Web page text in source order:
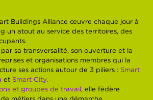
Buildings Alliance œuvre chaque jour à
un atout au service des territoires, des
sa transversalité, son ouverture et la
et organisations membres qui la
ses actions autour de 3 piliers : Smart
et Smart City
et groupes de travail , elle fédère
de métiers dans une démarche